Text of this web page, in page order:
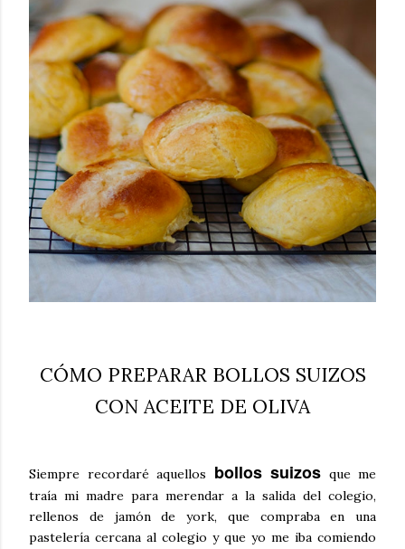
CÓMO PREPARAR BOLLOS SUIZOS
CON ACEITE DE OLIVA
Siempre recordaré aquellos bollos suizos que me
traía mi madre para merendar a la salida del colegio,
rellenos de jamón de york, que compraba en una
pastelería cercana al colegio y que yo me iba comiendo